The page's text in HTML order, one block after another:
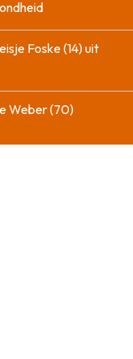
Foske (14) uit
Weber (70)